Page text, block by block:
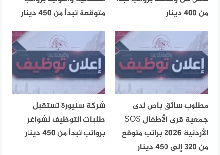
من 400 دينار
متوقعة تبدأ من 450 دينار
مطلوب سائق باص لدى
جمعية قرى الأطفال SOS
الأردنية 2026 براتب متوقع
من 320 إلى 450 دينار
شركة سنيورة تستقبل
طلبات التوظيف لشواغر
برواتب تبدأ من 450 دينار